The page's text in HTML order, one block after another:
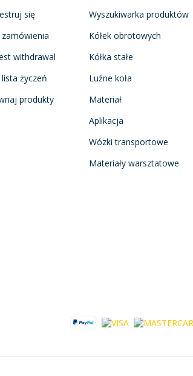
się
withdrawal
życzeń
produkty
Wyszukiwarka produktów
Kółek obrotowych
Kółka stałe
Luźne koła
Materiał
Aplikacja
Wózki transportowe
Materiały warsztatowe